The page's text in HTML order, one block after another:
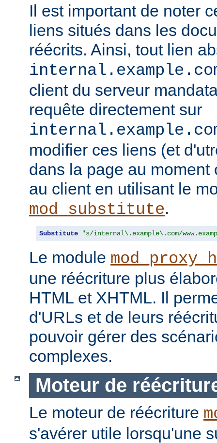
Il est important de noter
liens situés dans les
réécrits. Ainsi, tout lien
client du serveur
requête directement sur
modifier ces liens (et
dans la page au moment
au client en utilisant le
mod_substitute.
Substitute "s/internal\.example\.com/
Le module
une réécriture plus
HTML et XHTML. Il
d'URLs et de leurs
pouvoir gérer des
complexes.
Moteur de
Le moteur de réécriture
s'avérer utile lorsqu'une